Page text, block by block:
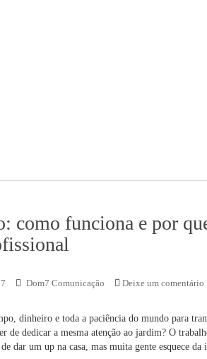
como funciona e por
Dom7 Comunicação Deixe um comentário
dinheiro e toda a paciência do mundo para
de dedicar a mesma atenção ao jardim? O
dar um up na casa, mas muita gente esquece